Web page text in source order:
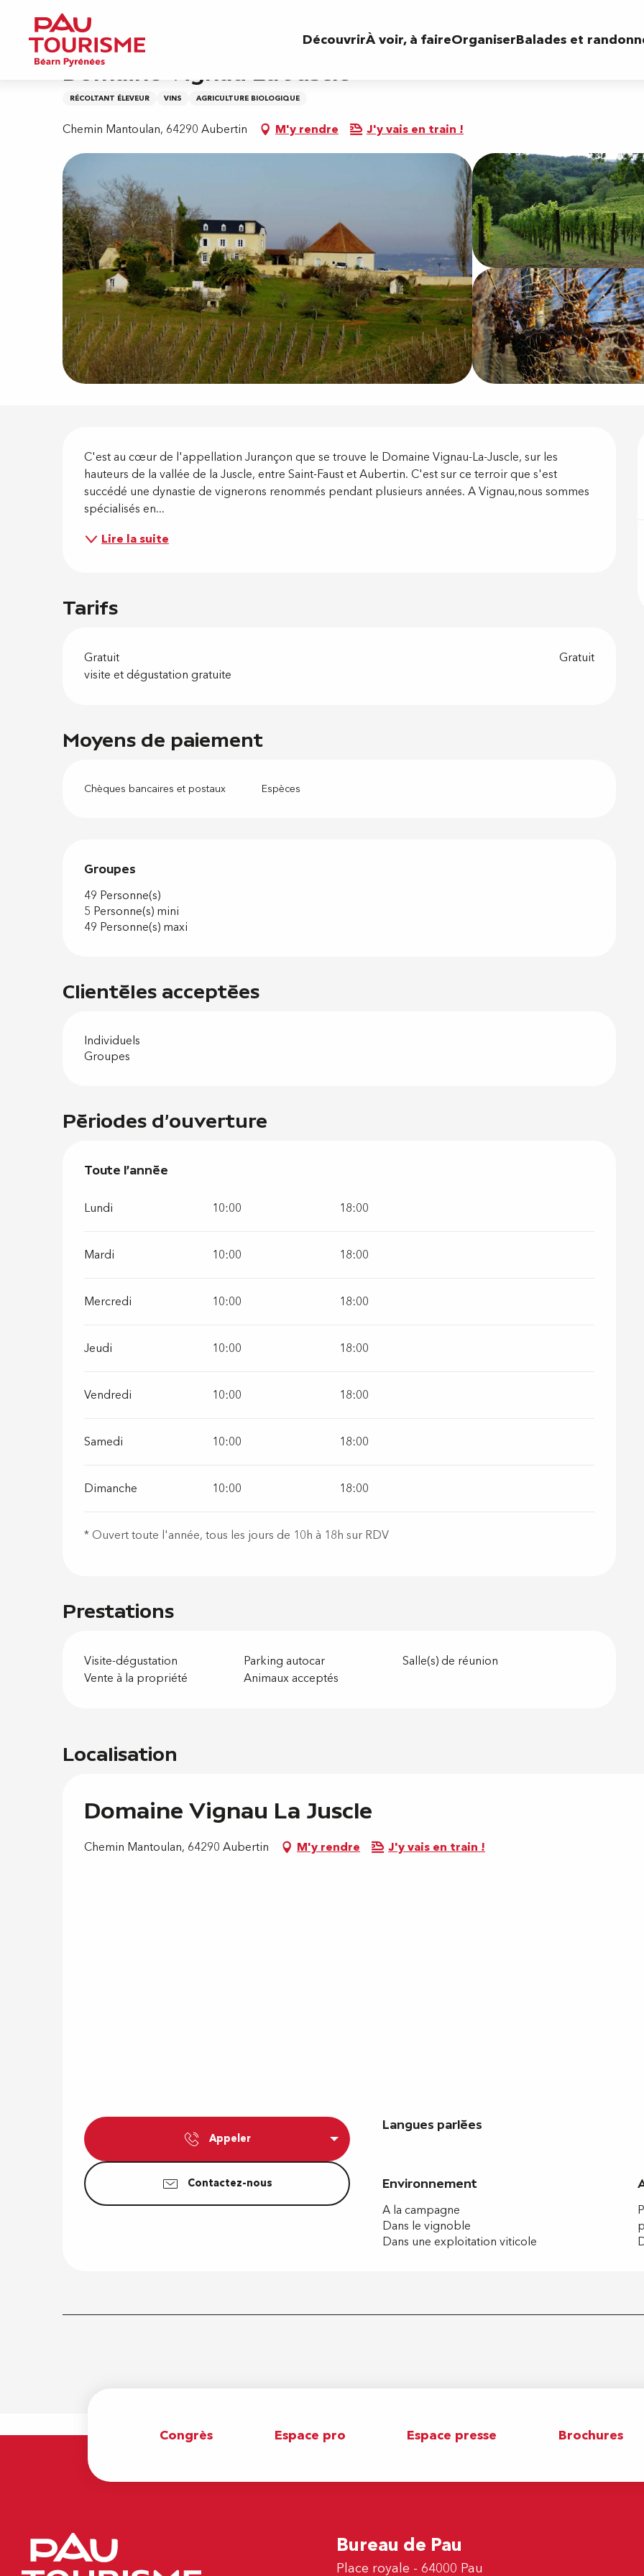
contenu
principal
DécouvrirÀ voir, à faireOrganiserBalades et
Accueil
Domaine Vignau La Juscle
RÉCOLTANT ÉLEVEUR VINS AGRICULTURE BIOLOGIQUE
Chemin Mantoulan, 64290 Aubertin M'y rendre J'y vais en train !
Description
C'est au cœur de l'appellation Jurançon que se trouve le Domaine Vignau-La-Juscle, sur les
hauteurs de la vallée de la Juscle, entre Saint-Faust et Aubertin. C'est sur ce terroir que s'est
succédé une dynastie de vignerons renommés pendant plusieurs années. A Vignau,nous sommes
spécialisés en...
Lire la suite
Prestations
Visite-dégustation Parking autocar
Salle(s) de réunion
Vente à la propriété
Animaux acceptés
Tarifs
Gratuit
Gratuit
visite et dégustation gratuite
Moyens de paiement
Chèques bancaires et postaux Espèces
Groupes
Groupes
49 Personne(s)
5 Personne(s) mini
49 Personne(s) maxi
Clientèles acceptées
Individuels
Groupes
Périodes d'ouverture
Toute l'année
Toute l'année
Lundi 10:00 18:00
Mardi 10:00 18:00
Mercredi 10:00 18:00
Jeudi 10:00 18:00
Vendredi 10:00 18:00
Samedi 10:00 18:00
Dimanche 10:00 18:00
* Ouvert toute l'année, tous les jours de 10h à 18h sur RDV
Localisation
Domaine Vignau La Juscle
Chemin Mantoulan, 64290 Aubertin M'y rendre J'y vais en train !
Appeler
Contactez-nous
Langues parlées
Langues parlées
Environnement
Environnement
A la campagne
Dans le vignoble
Dans une exploitation viticole
Congrès Espace pro Espace presse Brochures
Bureau de Pau
Place royale - 64000 Pau